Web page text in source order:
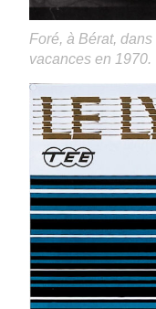
Foré, à Bérat,
vacances en 1970.